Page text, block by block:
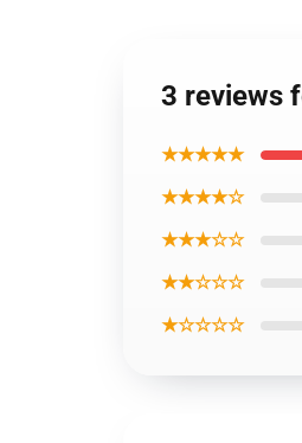
3 reviews
★★★★★
★★★★☆
★★★☆☆
★★☆☆☆
★☆☆☆☆